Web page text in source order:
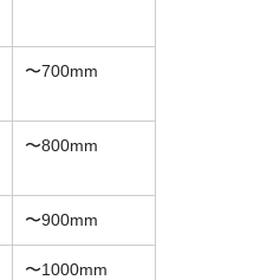
〜700mm
〜800mm
〜900mm
〜1000mm